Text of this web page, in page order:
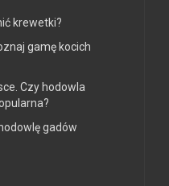
krewetki?
gamę kocich
Czy hodowla
gadów